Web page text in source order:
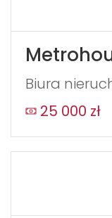
Biura
25 000 zł